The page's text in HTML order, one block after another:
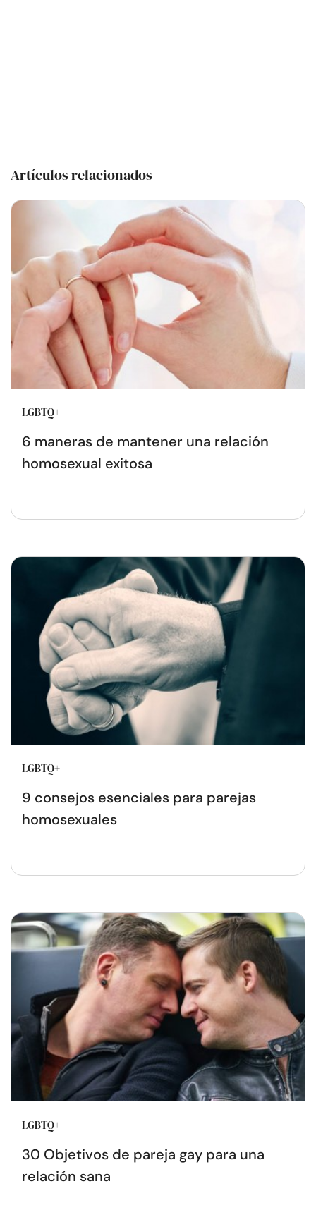
Artículos relacionados
LGBTQ+
6 maneras de mantener una relación
homosexual exitosa
LGBTQ+
9 consejos esenciales para parejas
homosexuales
LGBTQ+
30 Objetivos de pareja gay para una
relación sana